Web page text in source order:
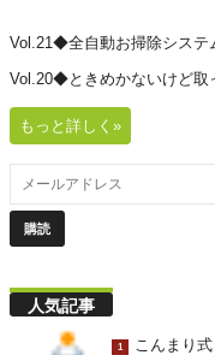
Vol.21◆全自動お掃除システ
Vol.20◆ときめかないけど取
もっと詳しく»
人気記事
1 こんまり